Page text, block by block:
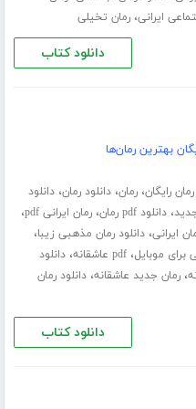
ایرانی،رمان تخیلی
دانلود کتاب
بهترین رمان‌ها
رایگان،رمان،دانلود رمان،دانلود
،دانلود pdf رمان ،رمان ایرانی pdf ،
ایرانی،دانلود رمان مذهبی زیبا،
برای موبایل،pdf عاشقانه ،دانلود
،رمان جدید عاشقانه،دانلود رمان
دانلود کتاب